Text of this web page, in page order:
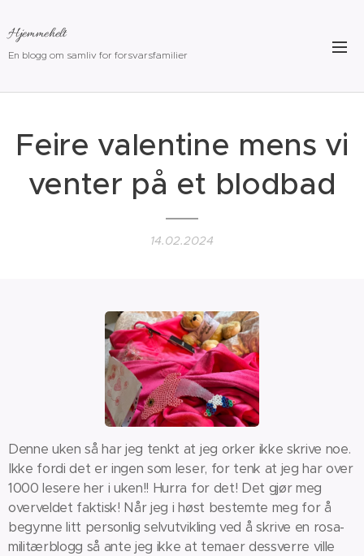
Hjemmehelt
En blogg om samliv for forsvarsfamilier
Feire valentine mens vi
venter på et blodbad
14.02.2024
Denne uken så har jeg tenkt at jeg orker ikke skrive noe.
Ikke fordi det er ingen som leser, for tenk at jeg har over
1000 lesere her i uken!! Hurra for det! Det gjør meg
overveldet faktisk! Når jeg i høst bestemte meg for å
begynne litt personlig selvutvikling ved å skrive en rosa-
militærblogg så ante jeg ikke at temaer dessverre ville